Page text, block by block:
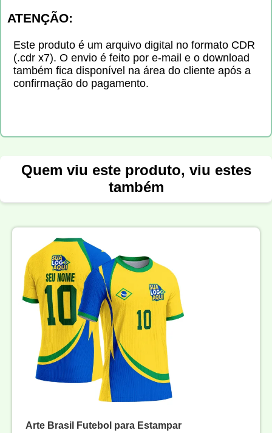
ATENÇÃO:
Este produto é um arquivo digital no formato CDR
(.cdr x7). O envio é feito por e-mail e o download
também fica disponível na área do cliente após a
confirmação do pagamento.
Quem viu este produto, viu estes
também
Arte Brasil Futebol para Estampar